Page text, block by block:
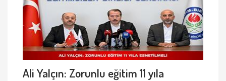
Ali Yalçın: Zorunlu eğitim 11 yıla